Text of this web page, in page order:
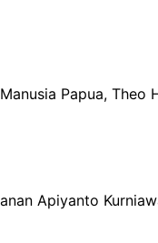
Papua, Theo
Apiyanto